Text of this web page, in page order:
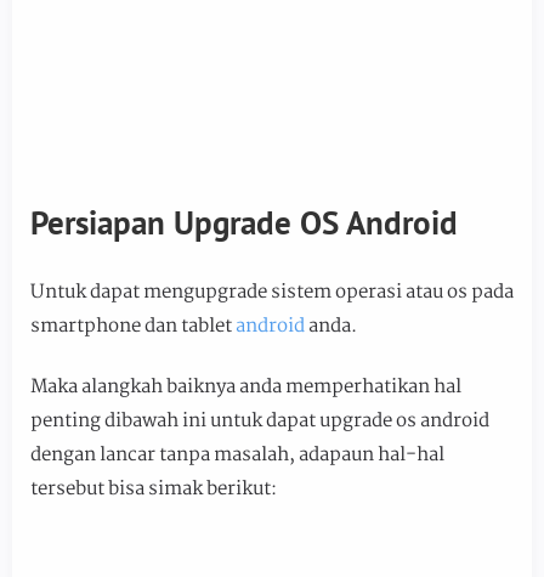
Persiapan Upgrade OS Android
Untuk dapat mengupgrade sistem operasi atau os pada
smartphone dan tabletandroidanda.
Maka alangkah baiknya anda memperhatikan hal
penting dibawah ini untuk dapat upgrade os android
dengan lancar tanpa masalah, adapaun hal-hal
tersebut bisa simak berikut: